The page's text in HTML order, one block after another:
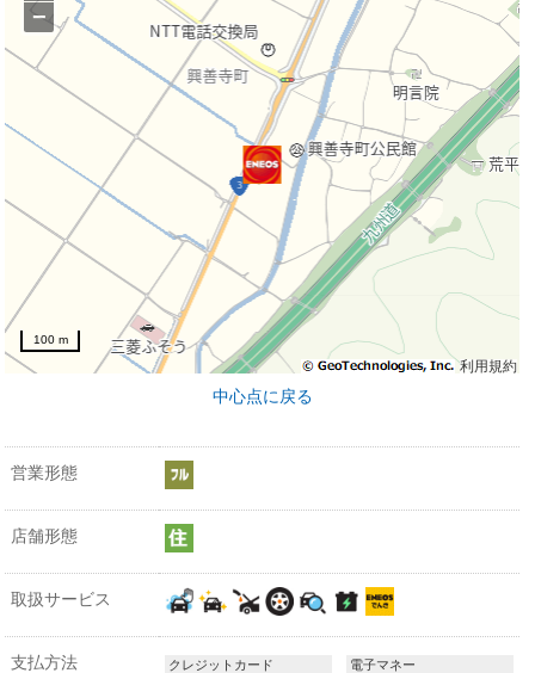
利用規約
−
100 m
中心点に戻る
営業形態
店舗形態
取扱サービス
支払方法 クレジットカード 電子マネー